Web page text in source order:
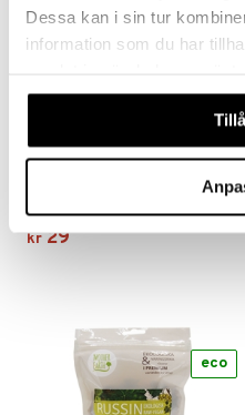
Dessa kan i sin tur
information som du har
våra cookies vid fortsatt
RawBite Choklad
RawBite Sjokolade er en delikat fyldig sjokoladebar av økologiske og rå ingredienser uten sukker.
kr 29
eco